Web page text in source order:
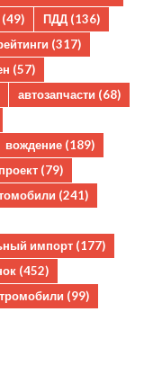
(49) ПДД (136)
(317)
(57)
автозапчасти (68)
вождение (189)
(79)
(241)
импорт (177)
(452)
(99)